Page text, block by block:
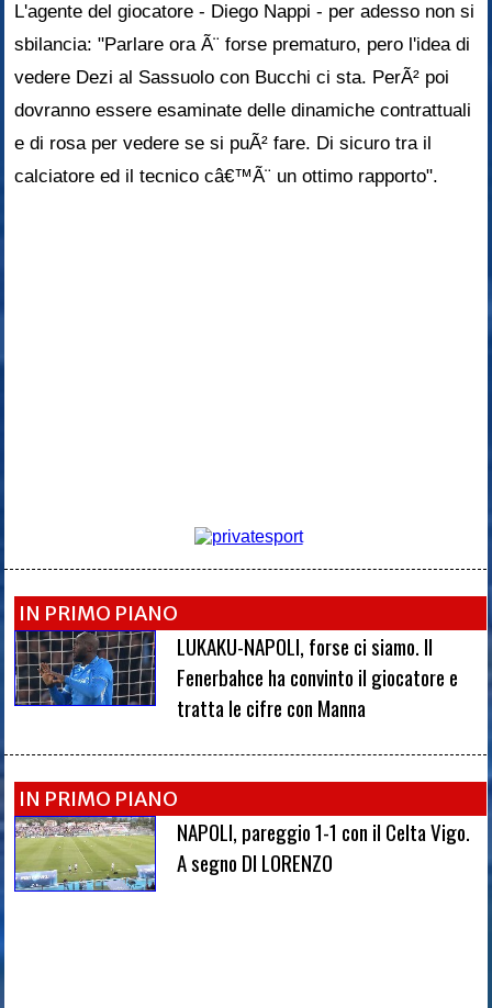
L'agente del giocatore - Diego Nappi - per adesso non si
sbilancia: "Parlare ora Ã¨ forse prematuro, pero l'idea di
vedere Dezi al Sassuolo con Bucchi ci sta. PerÃ² poi
dovranno essere esaminate delle dinamiche contrattuali
e di rosa per vedere se si puÃ² fare. Di sicuro tra il
calciatore ed il tecnico câ€™Ã¨ un ottimo rapporto".
IN PRIMO PIANO
LUKAKU-NAPOLI, forse ci siamo. Il
Fenerbahce ha convinto il giocatore e
tratta le cifre con Manna
IN PRIMO PIANO
NAPOLI, pareggio 1-1 con il Celta Vigo.
A segno DI LORENZO